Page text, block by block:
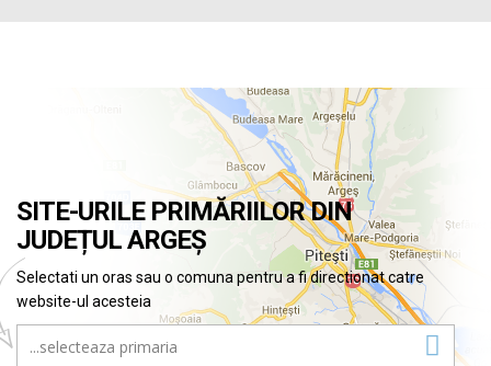
SITE-URILE PRIMĂRIILOR DIN
JUDEȚUL ARGEȘ
Selectati un oras sau o comuna pentru a fi directionat catre
website-ul acesteia